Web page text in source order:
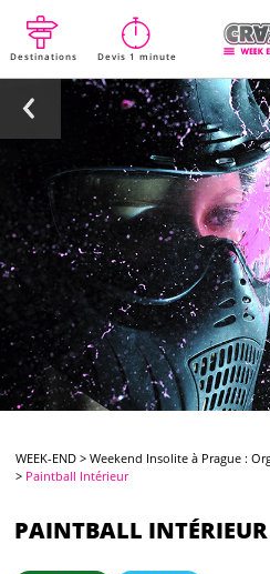
Destinations Devis 1 minute
WEEK-END >Weekend Insolite à Prague :
> Paintball Intérieur
PAINTBALL INTÉRIEUR